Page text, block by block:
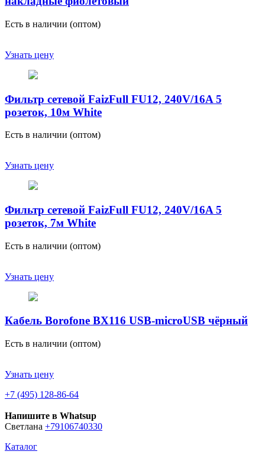
Есть в наличии (оптом)
Узнать цену
Фильтр сетевой FaizFull FU12, 240V/16A 5
розеток, 10м White
Есть в наличии (оптом)
Узнать цену
Фильтр сетевой FaizFull FU12, 240V/16A 5
розеток, 7м White
Есть в наличии (оптом)
Узнать цену
Кабель Borofone BX116 USB-microUSB чёрный
Есть в наличии (оптом)
Узнать цену
+7 (495) 128-86-64
Напишите в Whatsup
Светлана +79106740330
Каталог